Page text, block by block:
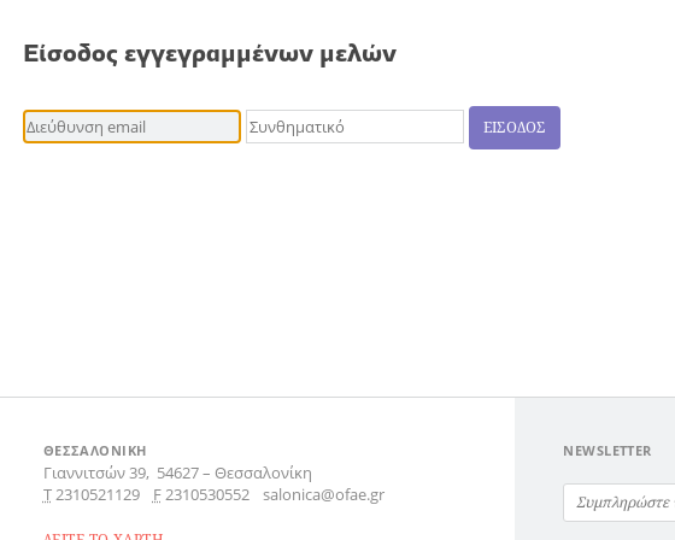
Είσοδος εγγεγραμμένων μελών
ΕΙΣΟΔΟΣ
ΘΕΣΣΑΛΟΝΙΚΗ
Γιαννιτσών 39, 54627– Θεσσαλονίκη
Τ2310521129 F2310530552 salonica@ofae.gr
NEWSLETTER